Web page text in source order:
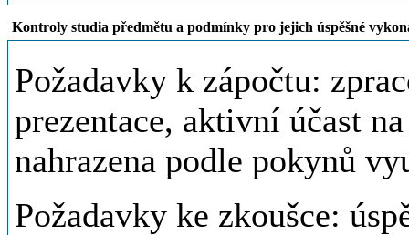
Kontroly studia předmětu a podmínky pro jejich úspěšné
Požadavky k zápočtu:
prezentace, aktivní účast
nahrazena podle pokynů
Požadavky ke zkoušce: